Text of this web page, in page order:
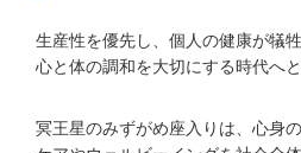
生産性を優先し、個人の健康が犠
心と体の調和を大切にする時代へと
冥王星のみずがめ座入りは、心身